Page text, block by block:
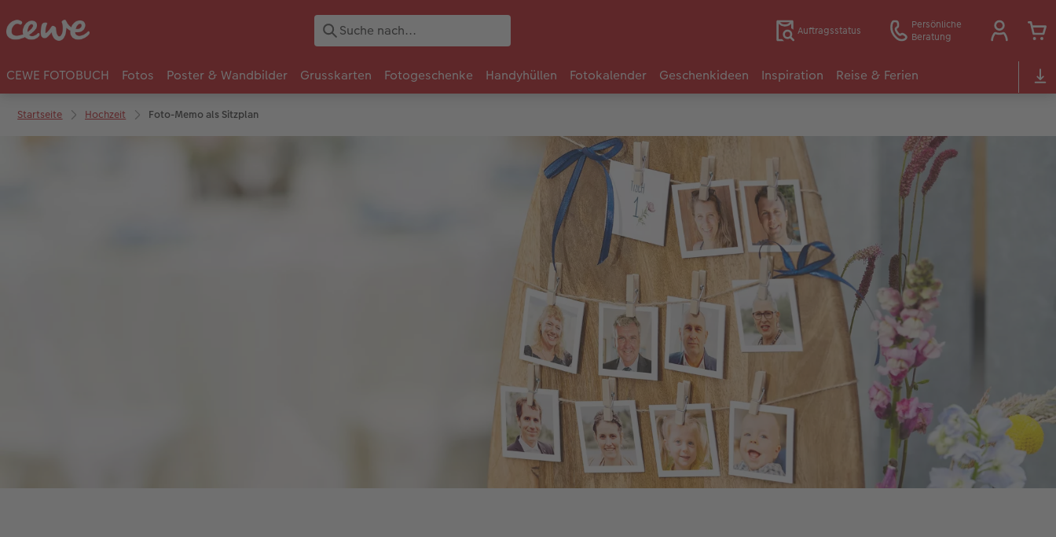
Auftragsstatus
Persönliche
Beratung
CEWE FOTOBUCH Fotos Poster & Wandbilder Grusskarten Fotogeschenke Handyhüllen Fotokalender Geschenkideen Inspiration Reise & Ferien
Startseite Hochzeit Foto-Memo als Sitzplan